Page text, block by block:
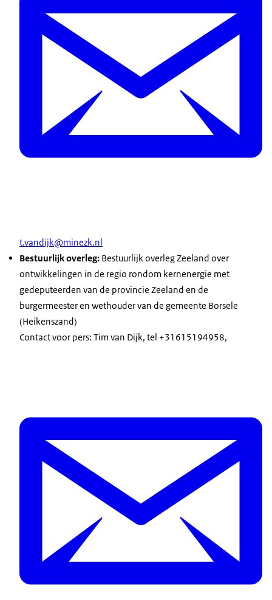
t.vandijk@minezk.nl
Bestuurlijk overleg: Bestuurlijk overleg Zeeland over
ontwikkelingen in de regio rondom kernenergie met
gedeputeerden van de provincie Zeeland en de
burgermeester en wethouder van de gemeente Borsele
(Heikenszand)
Contact voor pers: Tim van Dijk, tel +31615194958,